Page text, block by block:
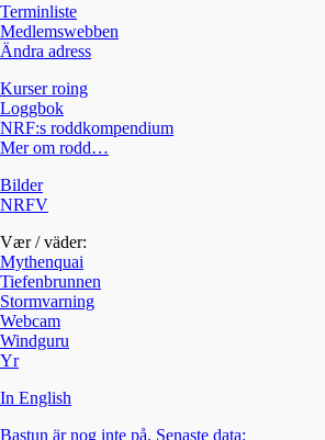
Terminliste
Medlemswebben
Ändra adress
Kurser roing
Loggbok
NRF:s roddkompendium
Mer om rodd…
Bilder
NRFV
Vær / väder:
Mythenquai
Tiefenbrunnen
Stormvarning
Webcam
Windguru
Yr
In English
Bastun är nog inte på. Senaste data: